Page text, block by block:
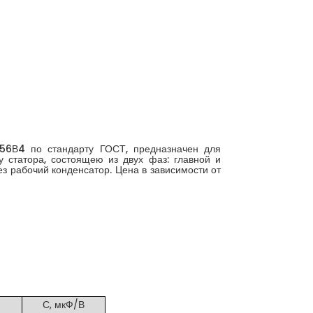
по стандарту ГОСТ, предназначен для
состоящею из двух фаз: главной и
рабочий конденсатор. Цена в зависимости от
С, мкФ/В